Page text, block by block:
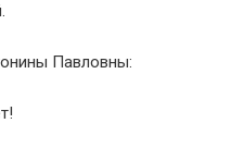
Павловны: